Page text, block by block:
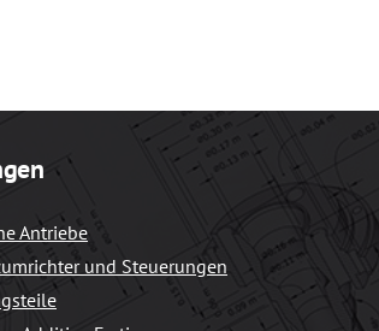
Antriebe
und Steuerungen